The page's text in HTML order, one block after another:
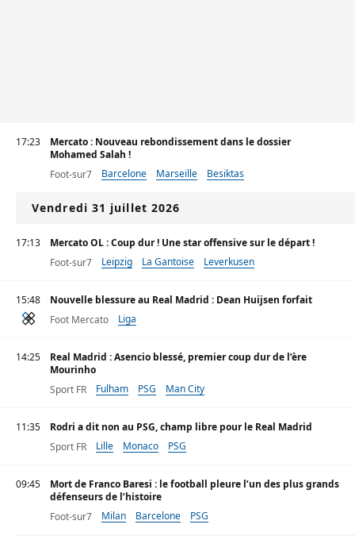
17:23
Mercato : Nouveau rebondissement dans le dossier
Mohamed Salah !
Foot-sur7
Barcelone Marseille Besiktas
Vendredi 31 juillet 2026
17:13
Mercato OL : Coup dur ! Une star offensive sur le départ !
Foot-sur7
Leipzig La Gantoise Leverkusen
15:48
Nouvelle blessure au Real Madrid : Dean Huijsen forfait
Foot Mercato
Liga
14:25
Real Madrid : Asencio blessé, premier coup dur de l’ère
Mourinho
Sport FR
Fulham PSG Man City
11:35
Rodri a dit non au PSG, champ libre pour le Real Madrid
Sport FR
Lille Monaco PSG
09:45
Mort de Franco Baresi : le football pleure l’un des plus grands
défenseurs de l’histoire
Foot-sur7
Milan Barcelone PSG